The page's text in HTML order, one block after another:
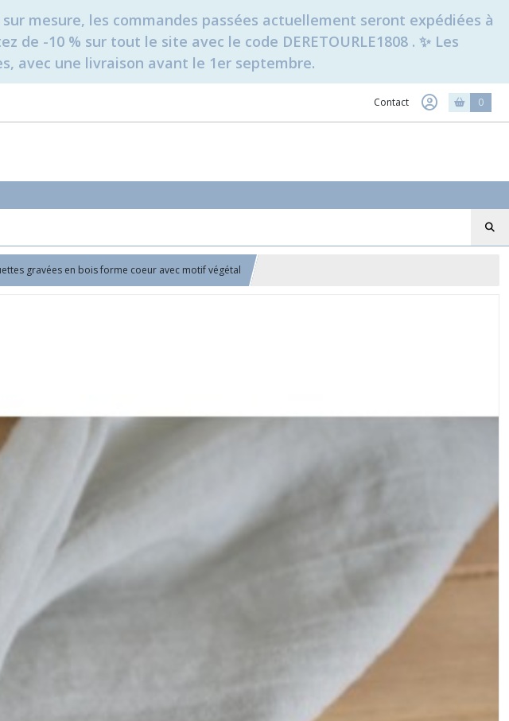
mesure, les commandes passées actuellement seront expédiées à
-10 % sur tout le site avec le code DERETOURLE1808 . ✨ Les
avec une livraison avant le 1er septembre.
Contact 0
gravées en bois forme coeur avec motif végétal